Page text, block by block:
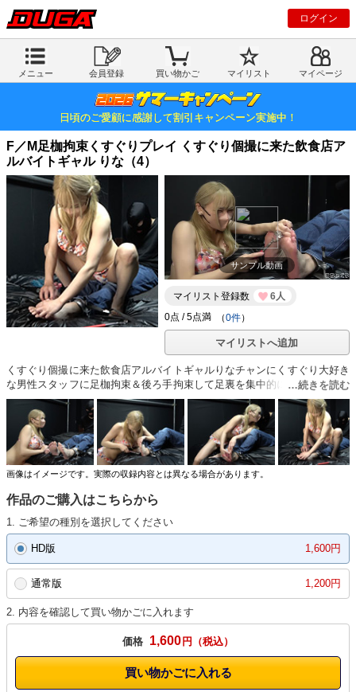
ログイン
メニュー 会員登録 買い物かご マイリスト マイページ
日頃のご愛顧に感謝して割引キャンペーン実施中！
F／M足枷拘束くすぐりプレイ くすぐり個撮に来た飲食店ア
ルバイトギャル りな（4）
サンプル動画
マイリスト登録数
6人
（0件）
マイリストへ追加
くすぐり個撮に来た飲食店アルバイトギャルりなチャンにくすぐり大好き
な男性スタッフに足枷拘束＆後ろ手拘束して足裏を集中的にくすぐりまし
た。悶える男性スタッフを見ながら笑い、意地悪にくすぐるりなちゃんが
とってもエッチで可愛いです。・引っかき棒でのくすぐり・ブラシでの足
裏くすぐり・指での足裏くすぐり拘束くすぐりの楽しさに気付いてしまう
りなちゃん。超良作です。
画像はイメージです。実際の収録内容とは異なる場合があります。
作品のご購入はこちらから
1. ご希望の種別を選択してください
HD版 1,600円
通常版 1,200円
2. 内容を確認して買い物かごに入れます
価格 1,600円
買い物かごに入れる